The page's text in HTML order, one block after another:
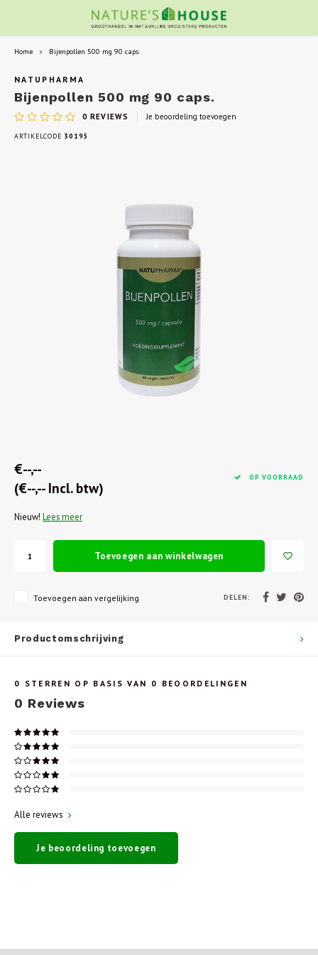
Home Bijenpollen 500 mg 90 caps.
NATUPHARMA
Bijenpollen 500 mg 90 caps.
0 REVIEWS Je beoordeling toevoegen
ARTIKELCODE 30195
€--,--
(€--,-- Incl. btw)
OP VOORRAAD
Nieuw! Lees meer
Toevoegen aan winkelwagen
Toevoegen aan vergelijking DELEN:
Productomschrijving
0 STERREN OP BASIS VAN 0 BEOORDELINGEN
0 Reviews
Alle reviews
Je beoordeling toevoegen